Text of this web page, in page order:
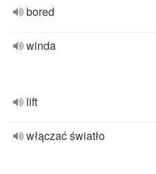
bored
winda
lift
włączać światło